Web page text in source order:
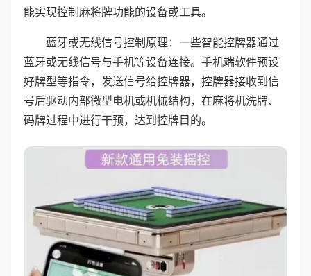
能实现控制麻将牌功能的设备或工具。
蓝牙或无线信号控制原理：一些智能控牌器通过
蓝牙或无线信号与手机等设备连接。手机端软件预设
好牌型等指令，发送信号给控牌器，控牌器接收到信
号后驱动内部微型电机或机械结构，在麻将机洗牌、
码牌过程中进行干预，达到控牌目的。